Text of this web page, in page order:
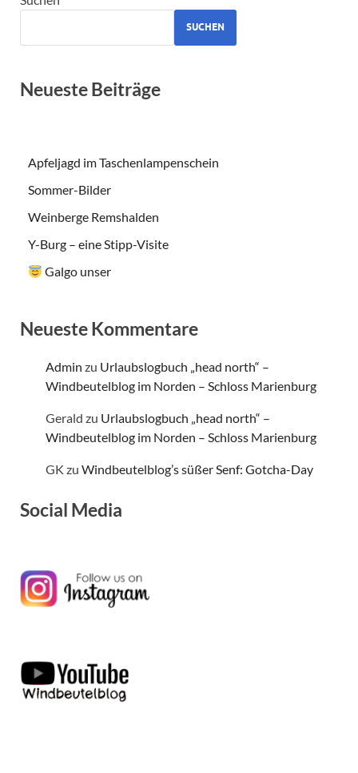
SUCHEN
Neueste Beiträge
Apfeljagd im Taschenlampenschein
Sommer-Bilder
Weinberge Remshalden
Y-Burg – eine Stipp-Visite
Galgo unser
Neueste Kommentare
Admin zu Urlaubslogbuch „head north“ –
Windbeutelblog im Norden – Schloss Marienburg
Gerald zu Urlaubslogbuch „head north“ –
Windbeutelblog im Norden – Schloss Marienburg
GK zu Windbeutelblog’s süßer Senf: Gotcha-Day
Social Media